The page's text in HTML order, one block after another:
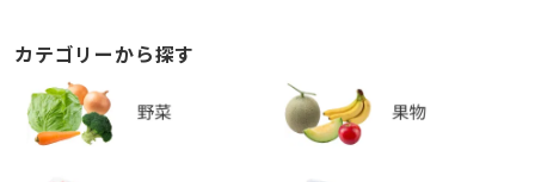
カテゴリーから探す